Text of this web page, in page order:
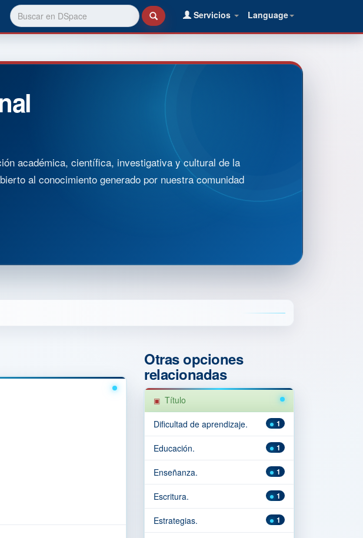
Language
Servicios
académica, científica, investigativa y cultural de la
al conocimiento generado por nuestra comunidad
Otras opciones
relacionadas
Título
1
Dificultad de aprendizaje.
1
Educación.
1
Enseñanza.
1
Escritura.
1
Estrategias.